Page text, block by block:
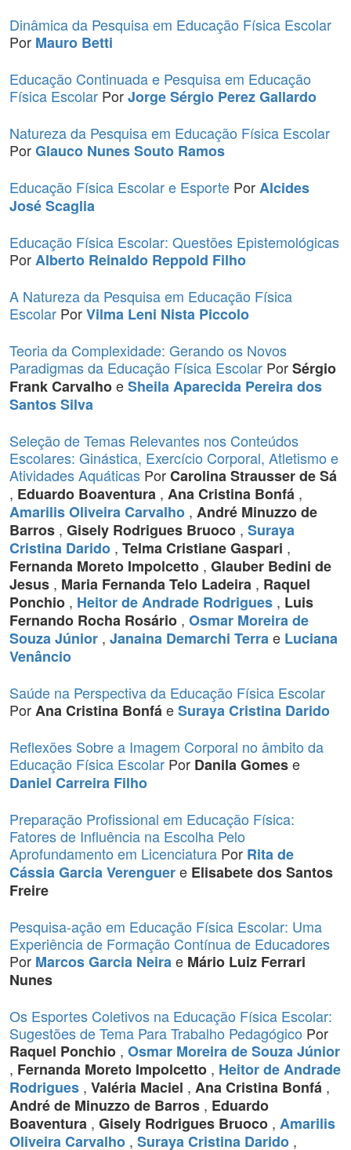
Dinâmica da Pesquisa em Educação Física Escolar
Por Mauro Betti
Educação Continuada e Pesquisa em Educação
Física Escolar PorJorge Sérgio Perez Gallardo
Natureza da Pesquisa em Educação Física Escolar
PorGlauco Nunes Souto Ramos
Educação Física Escolar e Esporte PorAlcides
José Scaglia
Educação Física Escolar: Questões Epistemológicas
PorAlberto Reinaldo Reppold Filho
A Natureza da Pesquisa em Educação Física
Escolar PorVilma Leni Nista Piccolo
Teoria da Complexidade: Gerando os Novos
Paradigmas da Educação Física Escolar PorSérgio
Frank CarvalhoeSheila Aparecida Pereira dos
Santos Silva
Seleção de Temas Relevantes nos Conteúdos
Escolares: Ginástica, Exercício Corporal, Atletismo e
Atividades Aquáticas PorCarolina Strausser de Sá
, Eduardo Boaventura , Ana Cristina Bonfá ,
Amarilis Oliveira Carvalho , André Minuzzo de
Barros , Gisely Rodrigues Bruoco , Suraya
Cristina Darido , Telma Cristiane Gaspari ,
Fernanda Moreto Impolcetto , Glauber Bedini de
Jesus , Maria Fernanda Telo Ladeira , Raquel
Ponchio , Heitor de Andrade Rodrigues , Luis
Fernando Rocha Rosário , Osmar Moreira de
Souza Júnior , Janaina Demarchi Terrae Luciana
Venâncio
Saúde na Perspectiva da Educação Física Escolar
PorAna Cristina BonfáeSuraya Cristina Darido
Reflexões Sobre a Imagem Corporal no âmbito da
Educação Física Escolar Por Danila Gomese
Daniel Carreira Filho
Preparação Profissional em Educação Física:
Fatores de Influência na Escolha Pelo
Aprofundamento em Licenciatura Por Rita de
Cássia Garcia Verenguere Elisabete dos Santos
Freire
Pesquisa-ação em Educação Física Escolar: Uma
Experiência de Formação Contínua de Educadores
Por Marcos Garcia Neirae Mário Luiz Ferrari
Nunes
Os Esportes Coletivos na Educação Física Escolar:
Sugestões de Tema Para Trabalho Pedagógico Por
Raquel Ponchio , Osmar Moreira de Souza Júnior
, Fernanda Moreto Impolcetto , Heitor de Andrade
Rodrigues , Valéria Maciel , Ana Cristina Bonfá ,
André de Minuzzo de Barros , Eduardo
Boaventura , Gisely Rodrigues Bruoco , Amarilis
Oliveira Carvalho , Suraya Cristina Darido ,